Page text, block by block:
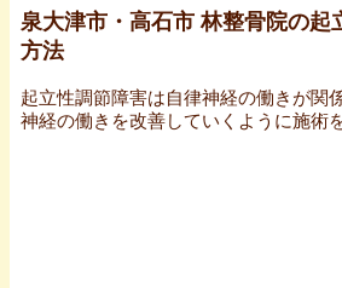
泉大津市・高石市 林整骨院の起
方法
起立性調節障害は自律神経の働きが関
神経の働きを改善していくように施術